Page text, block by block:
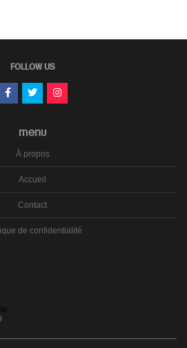
FOLLOW US
MENU
À propos
Accueil
Contact
de confidentialité